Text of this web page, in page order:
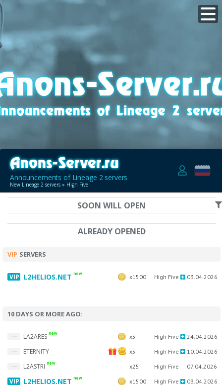
Announcements of Lineage 2 servers
New Lineage 2 servers » High Five
SOON WILL OPEN
ALREADY OPENED
VIP SERVERS
L2HELIOS.NET new x1500 High Five 03.04.2026
10 DAYS OR MORE AGO:
LA2ARES new x5 High Five 24.04.2026
ETERNITY x5 High Five 10.04.2026
L2ASTRI new x25 High Five 07.04.2026
L2HELIOS.NET new x1500 High Five 03.04.2026